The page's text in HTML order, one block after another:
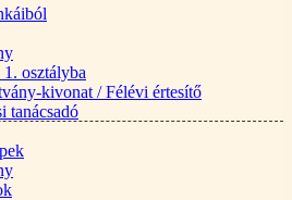
osztályba
kivonat / Félévi értesítő
tanácsadó